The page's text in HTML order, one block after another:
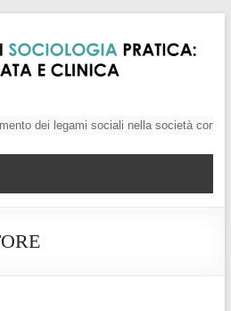
dei legami sociali nella società